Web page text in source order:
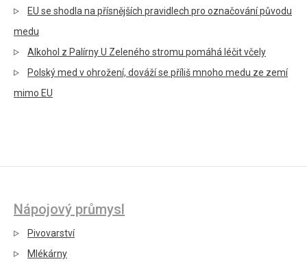
EU se shodla na přísnějších pravidlech pro označování původu
medu
Alkohol z Palírny U Zeleného stromu pomáhá léčit včely
Polský med v ohrožení, dováží se příliš mnoho medu ze zemí
mimo EU
Nápojový průmysl
Pivovarství
Mlékárny